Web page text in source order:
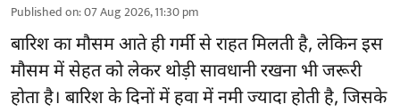
Published on:07 Aug 2026, 11:30 pm
बारिश का मौसम आते ही गर्मी से राहत मिलती है, लेकिन इस
मौसम में सेहत को लेकर थोड़ी सावधानी रखना भी जरूरी
होता है। बारिश के दिनों में हवा में नमी ज्यादा होती है, जिसके